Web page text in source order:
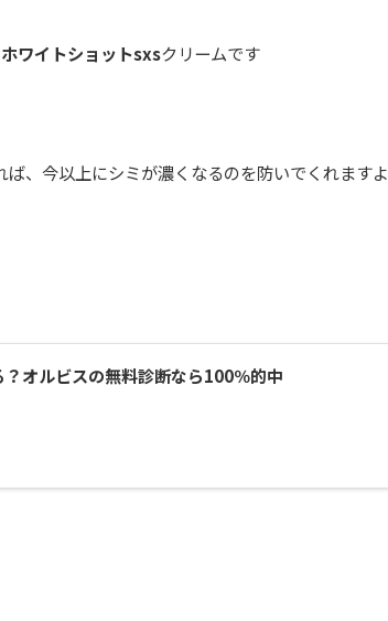
ホワイトショットsxsクリームです
、今以上にシミが濃くなるのを防いでくれますよ
オルビスの無料診断なら100％的中